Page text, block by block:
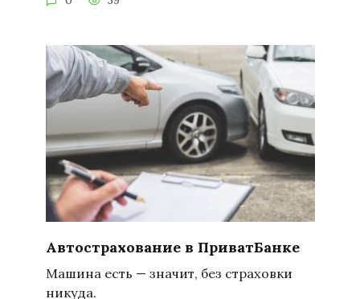
Автострахование в ПриватБанке
Машина есть — значит, без страховки
никуда.